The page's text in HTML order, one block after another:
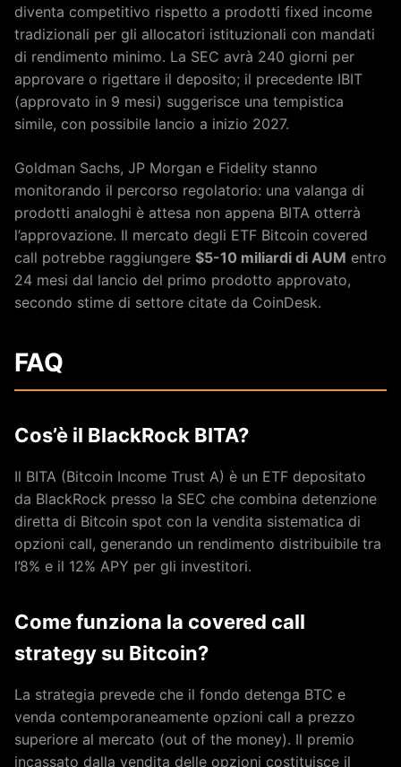
diventa competitivo rispetto a prodotti fixed income
tradizionali per gli allocatori istituzionali con mandati
di rendimento minimo. La SEC avrà 240 giorni per
approvare o rigettare il deposito; il precedente IBIT
(approvato in 9 mesi) suggerisce una tempistica
simile, con possibile lancio a inizio 2027.
Goldman Sachs, JP Morgan e Fidelity stanno
monitorando il percorso regolatorio: una valanga di
prodotti analoghi è attesa non appena BITA otterrà
l’approvazione. Il mercato degli ETF Bitcoin covered
call potrebbe raggiungere $5-10 miliardi di AUM entro
24 mesi dal lancio del primo prodotto approvato,
secondo stime di settore citate da CoinDesk.
FAQ
Cos’è il BlackRock BITA?
Il BITA (Bitcoin Income Trust A) è un ETF depositato
da BlackRock presso la SEC che combina detenzione
diretta di Bitcoin spot con la vendita sistematica di
opzioni call, generando un rendimento distribuibile tra
l’8% e il 12% APY per gli investitori.
Come funziona la covered call
strategy su Bitcoin?
La strategia prevede che il fondo detenga BTC e
venda contemporaneamente opzioni call a prezzo
superiore al mercato (out of the money). Il premio
incassato dalla vendita delle opzioni costituisce il